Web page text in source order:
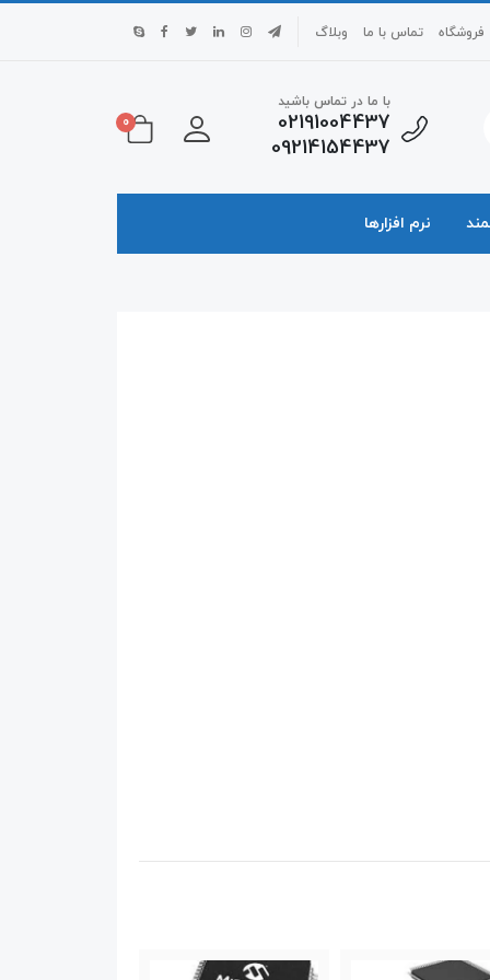
فروشگاه تماس با ما وبلاگ
با ما در تماس باشید
02191004437
09214154437
0
نرم افزارها